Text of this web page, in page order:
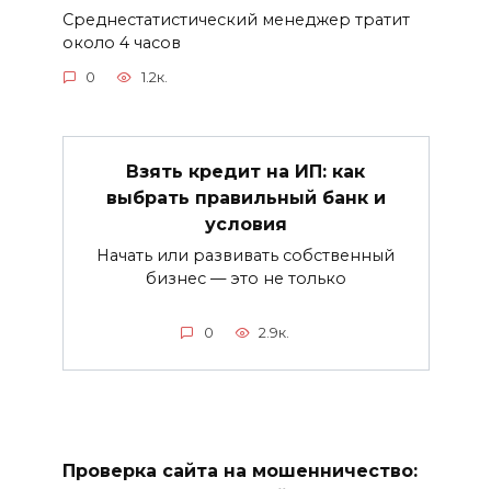
Среднестатистический менеджер тратит
около 4 часов
0 1.2к.
Взять кредит на ИП: как
выбрать правильный банк и
условия
Начать или развивать собственный
бизнес — это не только
0 2.9к.
Проверка сайта на мошенничество: